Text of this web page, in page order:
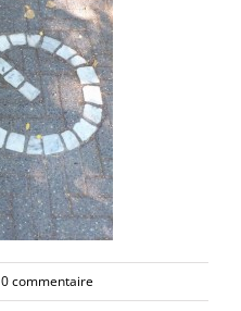
0 commentaire